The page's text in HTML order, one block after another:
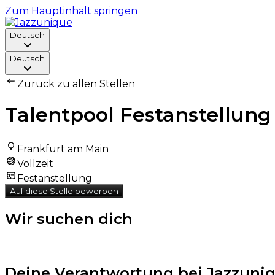
Zum Hauptinhalt springen
Deutsch
Deutsch
Zurück zu allen Stellen
Talentpool Festanstellung
Frankfurt am Main
Vollzeit
Festanstellung
Auf diese Stelle bewerben
Wir suchen dich